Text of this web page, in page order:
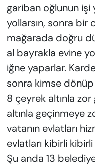
gariban oğlunun
yollarsın, sonra bir
mağarada doğru
al bayrakla evine
iğne yaparlar.
sonra kimse
8 çeyrek altınla
altınla geçinmeye
vatanın evlatları
evlatları kibirli
Şu anda 13